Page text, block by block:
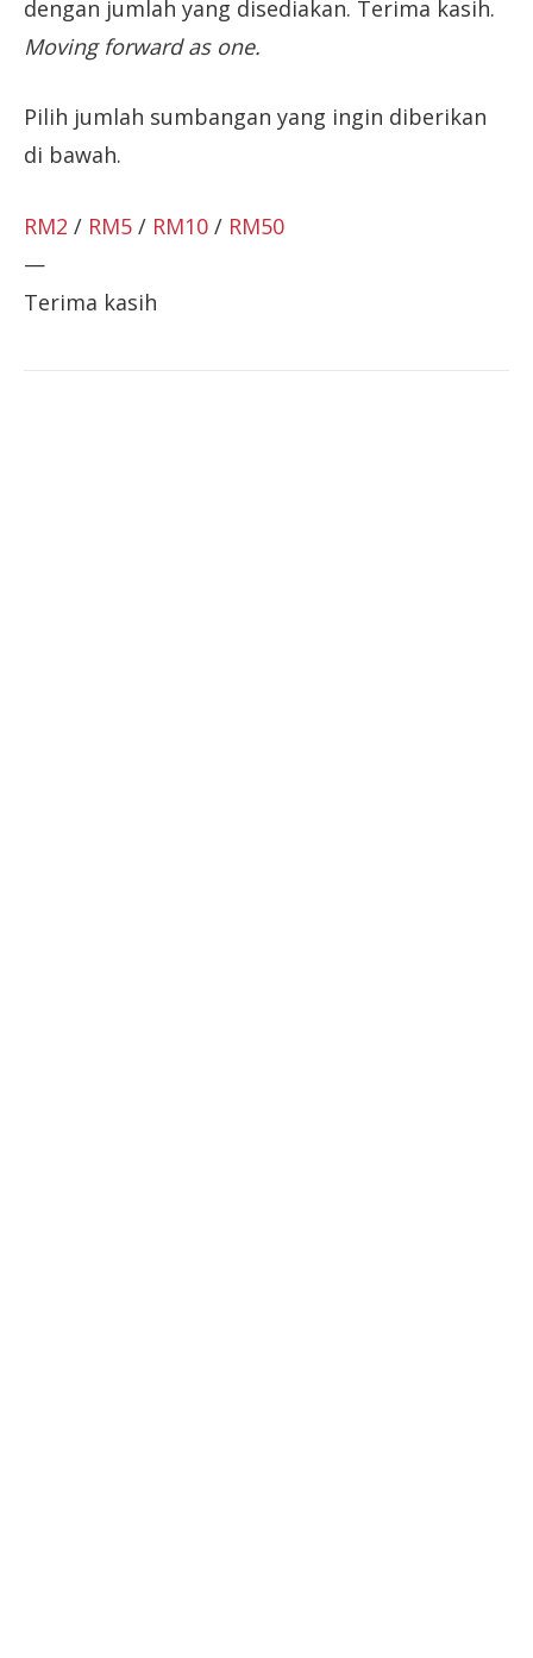
dengan jumlah yang disediakan. Terima kasih.
Moving forward as one.
Pilih jumlah sumbangan yang ingin diberikan
di bawah.
RM2 / RM5 / RM10 / RM50
—
Terima kasih